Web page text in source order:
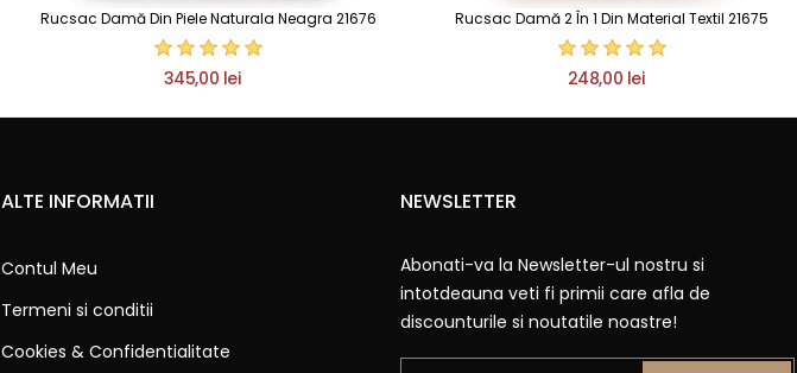
Rucsac Damă Din Piele Naturala Neagra 21676
345,00 lei
Rucsac Damă 2 În 1 Din Material Textil 21675
248,00 lei
ALTE INFORMATII
Contul Meu
Termeni si conditii
Cookies & Confidentialitate
NEWSLETTER
Abonati-va la Newsletter-ul nostru si
intotdeauna veti fi primii care afla de
discounturile si noutatile noastre!